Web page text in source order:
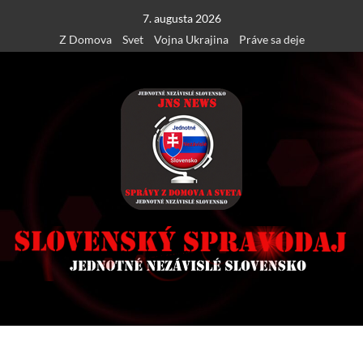
content
7. augusta 2026
Z Domova
Svet Vojna Ukrajina Práve sa deje